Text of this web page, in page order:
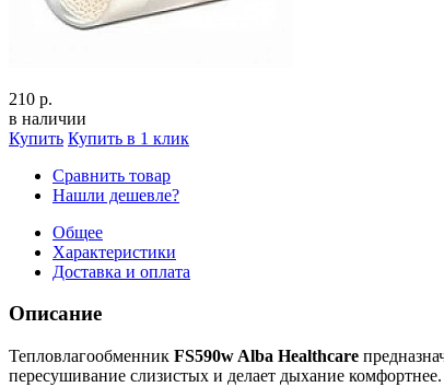
210 р.
в наличии
Купить Купить в 1 клик
Сравнить товар
Нашли дешевле?
Общее
Характеристики
Доставка и оплата
Описание
Тепловлагообменник FS590w Alba Healthcare
пересушивание слизистых и делает дыхание комфортнее.